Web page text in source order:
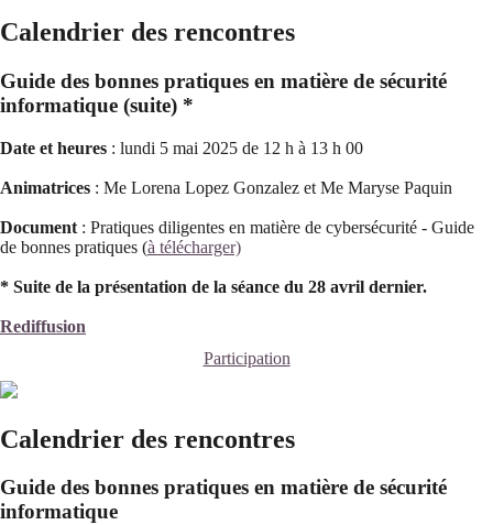
Calendrier des rencontres
Guide des bonnes pratiques en matière de sécurité
informatique (suite) *
Date et heures : lundi 5 mai 2025 de 12 h à 13 h 00
Animatrices : Me Lorena Lopez Gonzalez et Me Maryse Paquin
Document : Pratiques diligentes en matière de cybersécurité - Guide
de bonnes pratiques (à télécharger)
* Suite de la présentation de la séance du 28 avril dernier.
Rediffusion
Participation
Calendrier des rencontres
Guide des bonnes pratiques en matière de sécurité
informatique